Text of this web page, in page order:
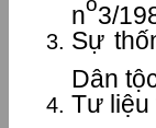
n 3/
Sự
Dân
Tư liệu